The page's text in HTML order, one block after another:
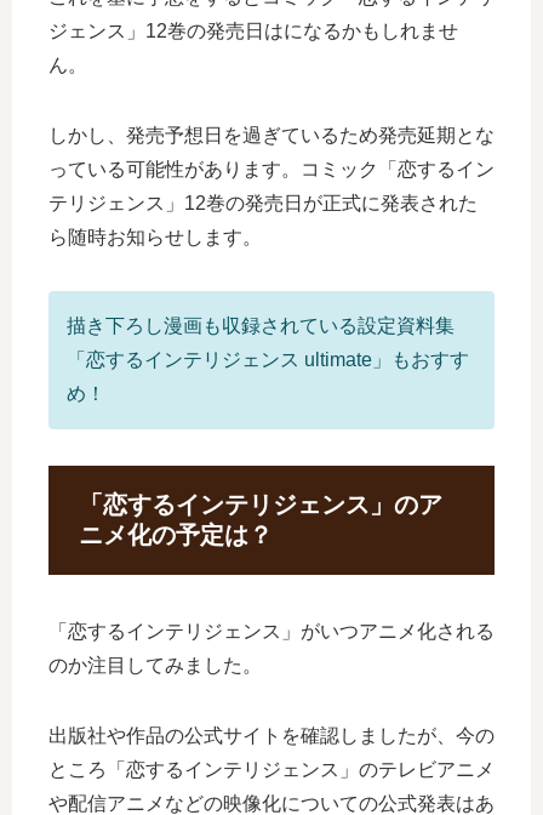
ジェンス」12巻の発売日はになるかもしれませ
ん。
しかし、発売予想日を過ぎているため発売延期とな
っている可能性があります。コミック「恋するイン
テリジェンス」12巻の発売日が正式に発表された
ら随時お知らせします。
描き下ろし漫画も収録されている設定資料集
「恋するインテリジェンス ultimate」もおすす
め！
「恋するインテリジェンス」のア
ニメ化の予定は？
「恋するインテリジェンス」がいつアニメ化される
のか注目してみました。
出版社や作品の公式サイトを確認しましたが、今の
ところ「恋するインテリジェンス」のテレビアニメ
や配信アニメなどの映像化についての公式発表はあ